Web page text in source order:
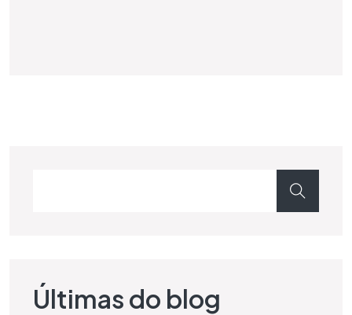
Últimas do blog